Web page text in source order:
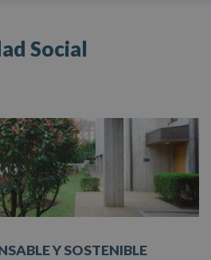
Social
Y SOSTENIBLE